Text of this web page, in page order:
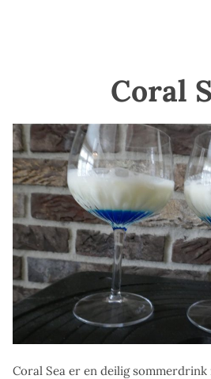
Coral
Coral Sea er en deilig